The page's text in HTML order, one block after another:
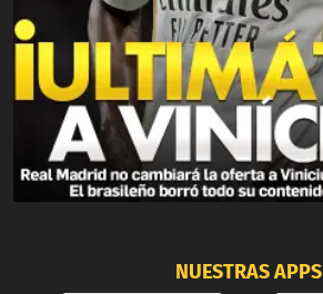
NUESTRAS APPS